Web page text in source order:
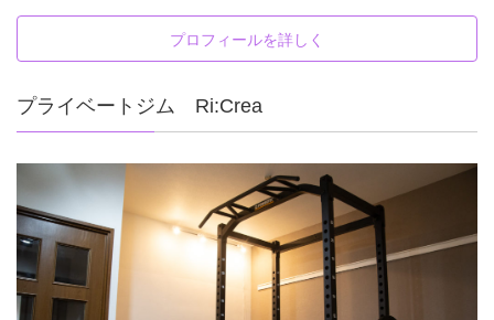
プロフィールを詳しく
プライベートジム Ri:Crea